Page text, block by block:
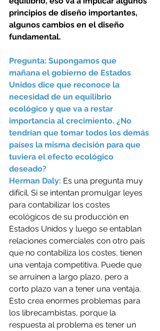
principios de diseño importantes,
algunos cambios en el diseño
fundamental.
Pregunta: Supongamos que
mañana el gobierno de Estados
Unidos dice que reconoce la
necesidad de un equilibrio
ecológico y que va a restar
importancia al crecimiento. ¿No
tendrían que tomar todos los demás
países la misma decisión para que
tuviera el efecto ecológico
deseado?
Herman Daly: Es una pregunta muy
difícil. Si se intentan promulgar leyes
para contabilizar los costes
ecológicos de su producción en
Estados Unidos y luego se entablan
relaciones comerciales con otro país
que no contabiliza los costes, tienen
una ventaja competitiva. Puede que
se arruinen a largo plazo, pero a
corto plazo van a tener una ventaja.
Esto crea enormes problemas para
los librecambistas, porque la
respuesta al problema es tener un